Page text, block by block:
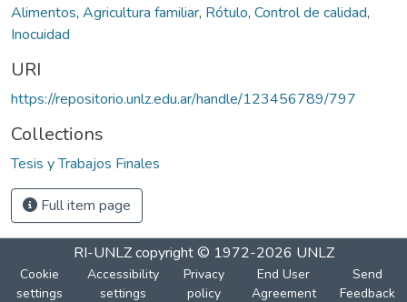
Alimentos, Agricultura familiar, Rótulo, Control de calidad,
Inocuidad
URI
https://repositorio.unlz.edu.ar/handle/123456789/797
Collections
Tesis y Trabajos Finales
Full item page
RI-UNLZcopyright © 1972-2026 UNLZ
Cookie
settings
Accessibility
settings
Privacy
policy
End User
Agreement
Send
Feedback